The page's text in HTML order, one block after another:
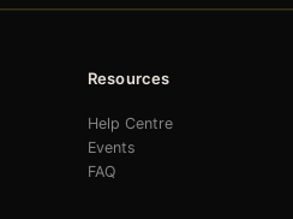
Resources
Help Centre
Events
FAQ